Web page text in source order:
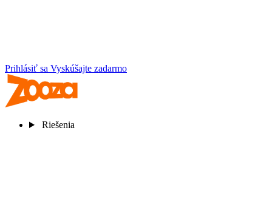
Prihlásiť sa Vyskúšajte zadarmo
Riešenia